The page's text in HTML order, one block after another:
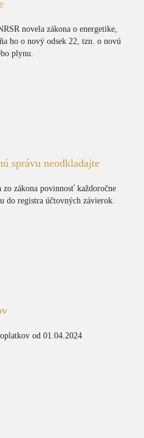
novela zákona o energetike,
ho o nový odsek 22, tzn. o novú
plynu.
správu neodkladajte
zákona povinnosť každoročne
registra účtovných závierok.
od 01.04.2024